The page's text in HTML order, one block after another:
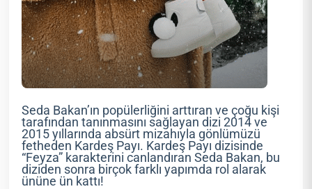
Seda Bakan’ın popülerliğini arttıran ve çoğu kişi
tarafından tanınmasını sağlayan dizi 2014 ve
2015 yıllarında absürt mizahıyla gönlümüzü
fetheden Kardeş Payı. Kardeş Payı dizisinde
“Feyza” karakterini canlandıran Seda Bakan, bu
diziden sonra birçok farklı yapımda rol alarak
ününe ün kattı!